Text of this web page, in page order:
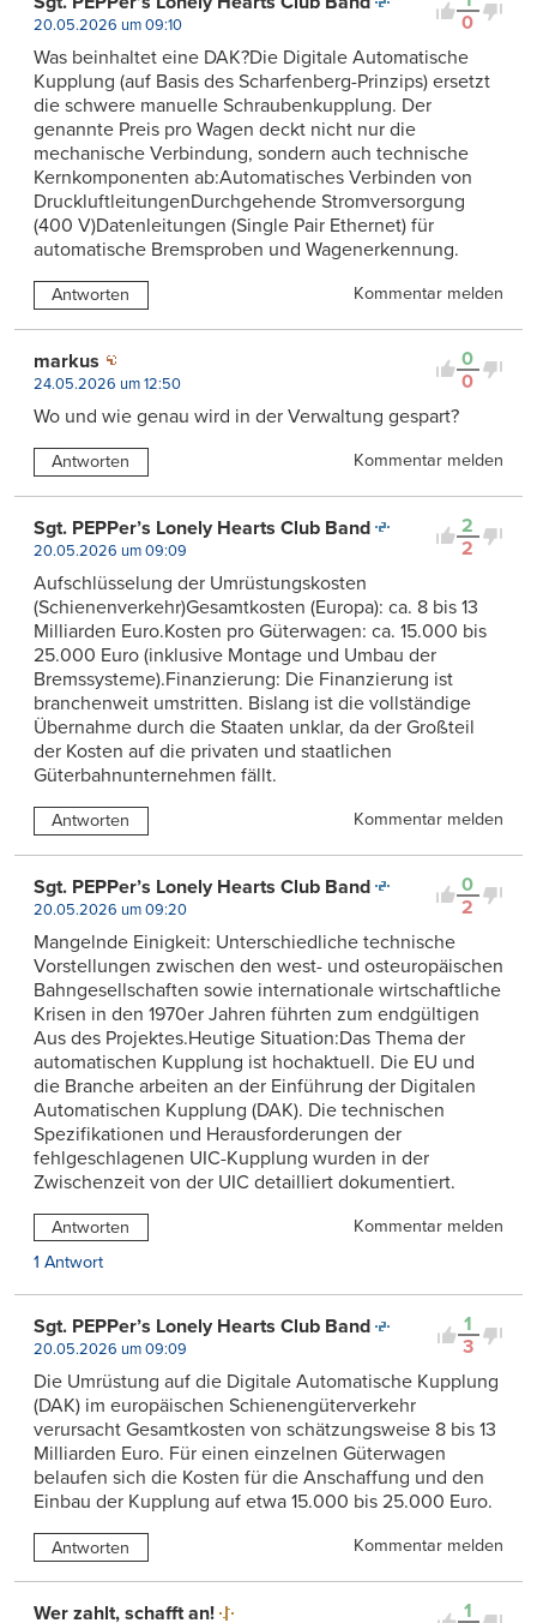
0
20.05.2026 um 09:10
Was beinhaltet eine DAK?Die Digitale Automatische
Kupplung (auf Basis des Scharfenberg-Prinzips) ersetzt
die schwere manuelle Schraubenkupplung. Der
genannte Preis pro Wagen deckt nicht nur die
mechanische Verbindung, sondern auch technische
Kernkomponenten ab:Automatisches Verbinden von
DruckluftleitungenDurchgehende Stromversorgung
(400 V)Datenleitungen (Single Pair Ethernet) für
automatische Bremsproben und Wagenerkennung.
Antworten Kommentar melden
0
0
markus
24.05.2026 um 12:50
Wo und wie genau wird in der Verwaltung gespart?
Antworten Kommentar melden
2
2
Sgt. PEPPer’s Lonely Hearts Club Band
20.05.2026 um 09:09
Aufschlüsselung der Umrüstungskosten
(Schienenverkehr)Gesamtkosten (Europa): ca. 8 bis 13
Milliarden Euro.Kosten pro Güterwagen: ca. 15.000 bis
25.000 Euro (inklusive Montage und Umbau der
Bremssysteme).Finanzierung: Die Finanzierung ist
branchenweit umstritten. Bislang ist die vollständige
Übernahme durch die Staaten unklar, da der Großteil
der Kosten auf die privaten und staatlichen
Güterbahnunternehmen fällt.
Antworten Kommentar melden
0
2
Sgt. PEPPer’s Lonely Hearts Club Band
20.05.2026 um 09:20
Mangelnde Einigkeit: Unterschiedliche technische
Vorstellungen zwischen den west- und osteuropäischen
Bahngesellschaften sowie internationale wirtschaftliche
Krisen in den 1970er Jahren führten zum endgültigen
Aus des Projektes.Heutige Situation:Das Thema der
automatischen Kupplung ist hochaktuell. Die EU und
die Branche arbeiten an der Einführung der Digitalen
Automatischen Kupplung (DAK). Die technischen
Spezifikationen und Herausforderungen der
fehlgeschlagenen UIC-Kupplung wurden in der
Zwischenzeit von der UIC detailliert dokumentiert.
Antworten
Kommentar melden
1 Antwort
1
3
Sgt. PEPPer’s Lonely Hearts Club Band
20.05.2026 um 09:09
Die Umrüstung auf die Digitale Automatische Kupplung
(DAK) im europäischen Schienengüterverkehr
verursacht Gesamtkosten von schätzungsweise 8 bis 13
Milliarden Euro. Für einen einzelnen Güterwagen
belaufen sich die Kosten für die Anschaffung und den
Einbau der Kupplung auf etwa 15.000 bis 25.000 Euro.
Antworten Kommentar melden
1
Wer zahlt, schafft an!